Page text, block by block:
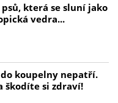
která se sluní jako
vedra...
koupelny nepatří.
škodíte si zdraví!